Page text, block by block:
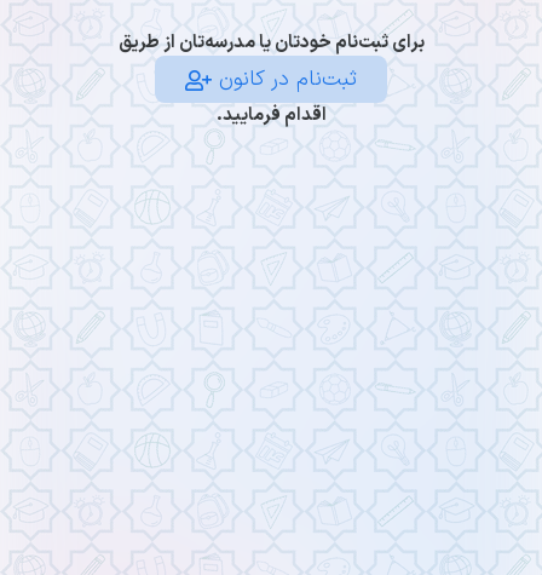
برای ثبت‌نام خودتان یا مدرسه‌تان از طریق
ثبت‌نام در کانون
اقدام فرمایید.